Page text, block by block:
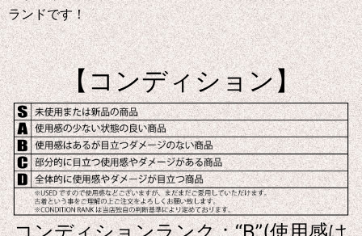
ランドです！
【コンディション】